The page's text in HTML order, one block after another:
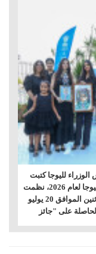
لليوجا كتبت
شيماء فايد في إطار الاحتفالات باليوم العالمي لليوجا لعام 2026، نظمت
سفارة الهند بالقاهرة حفل تكريم خاص يوم الاثنين الموافق 20 يوليو